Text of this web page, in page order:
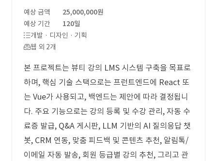
예상 금액
25,000,000원
예상 기간
120일
개발 · 디자인 · 기획
웹 외 2개
본 프로젝트는 뷰티 강의 LMS 시스템 구축을 목표로
하며, 핵심 기술 스택으로는 프런트엔드에 React 또
는 Vue가 사용되고, 백엔드는 제안에 따라 결정됩니
다. 주요 기능으로는 강의 등록 및 수강 관리, 자동 수
료증 발급, Q&A 게시판, LLM 기반의 AI 질의응답 챗
봇, CRM 연동, 맞춤 피드백 및 콘텐츠 추천, 알림톡/
이메일 자동 발송, 회원 등급별 강의 추천, 그리고 관